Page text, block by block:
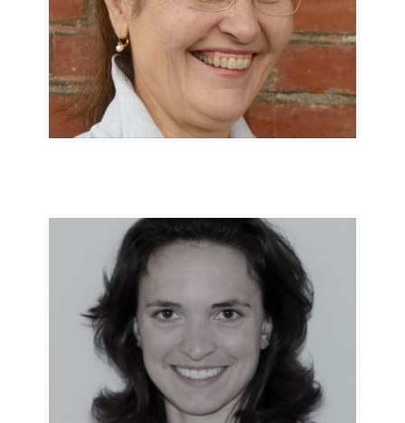
vice-présidente
ursula.ward@svtpt.ch